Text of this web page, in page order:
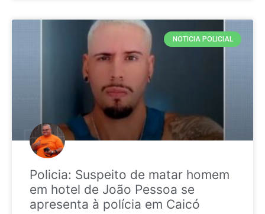
NOTICIA POLICIAL
Policia: Suspeito de matar homem
em hotel de João Pessoa se
apresenta à polícia em Caicó